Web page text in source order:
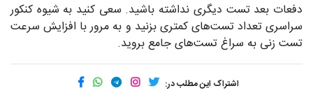
دفعات بعد تست دیگری نداشته باشید. سعی کنید به شیوه کنکور
سراسری تعداد تست‌های کمتری بزنید و به مرور با افزایش سرعت
تست زنی به سراغ تست‌های جامع بروید.
اشتراک این مطلب در: